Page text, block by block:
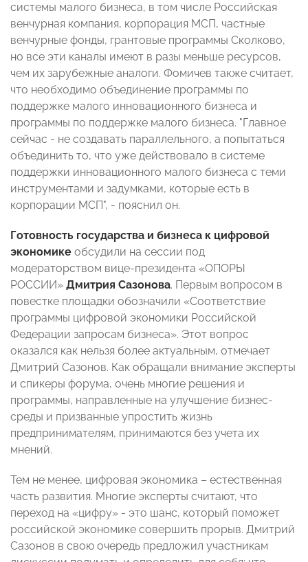
системы малого бизнеса, в том числе Российская
венчурная компания, корпорация МСП, частные
венчурные фонды, грантовые программы Сколково,
но все эти каналы имеют в разы меньше ресурсов,
чем их зарубежные аналоги. Фомичев также считает,
что необходимо объединение программы по
поддержке малого инновационного бизнеса и
программы по поддержке малого бизнеса. "Главное
сейчас - не создавать параллельного, а попытаться
объединить то, что уже действовало в системе
поддержки инновационного малого бизнеса с теми
инструментами и задумками, которые есть в
корпорации МСП", - пояснил он.
Готовность государства и бизнеса к цифровой
экономике обсудили на сессии под
модераторством вице-президента «ОПОРЫ
РОССИИ» Дмитрия Сазонова. Первым вопросом в
повестке площадки обозначили «Соответствие
программы цифровой экономики Российской
Федерации запросам бизнеса». Этот вопрос
оказался как нельзя более актуальным, отмечает
Дмитрий Сазонов. Как обращали внимание эксперты
и спикеры форума, очень многие решения и
программы, направленные на улучшение бизнес-
среды и призванные упростить жизнь
предпринимателям, принимаются без учета их
мнений.
Тем не менее, цифровая экономика – естественная
часть развития. Многие эксперты считают, что
переход на «цифру» - это шанс, который поможет
российской экономике совершить прорыв. Дмитрий
Сазонов в свою очередь предложил участникам